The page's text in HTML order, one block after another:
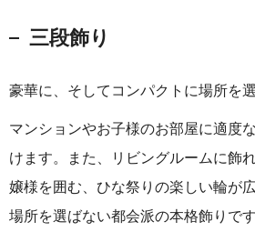
三段飾り
豪華に、そしてコンパクトに場所を
マンションやお子様のお部屋に適度
けます。また、リビングルームに飾
嬢様を囲む、ひな祭りの楽しい輪が
場所を選ばない都会派の本格飾りです